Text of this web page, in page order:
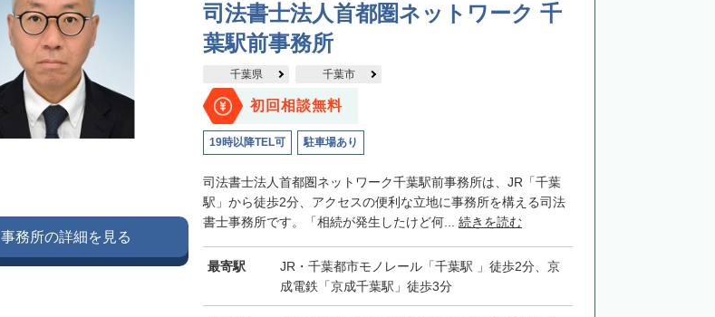
司法書士法人首都圏ネットワーク 千
葉駅前事務所
千葉県 千葉市
初回相談無料
19時以降TEL可 駐車場あり
司法書士法人首都圏ネットワーク千葉駅前事務所は、JR「千葉
駅」から徒歩2分、アクセスの便利な立地に事務所を構える司法
書士事務所です。「相続が発生したけど何... 続きを読む
最寄駅
JR・千葉都市モノレール「千葉駅 」徒歩2分、京
成電鉄「京成千葉駅」徒歩3分
事務所の詳細を見る